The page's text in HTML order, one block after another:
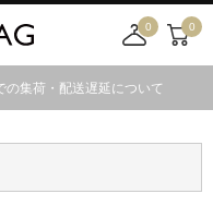
0
舗
カ
0
集荷・配送遅延について